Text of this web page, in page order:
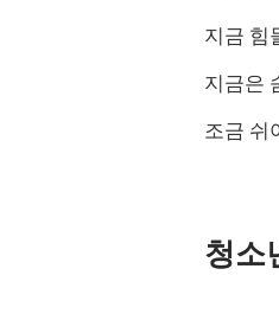
지금 힘
지금은
조금 쉬
청소